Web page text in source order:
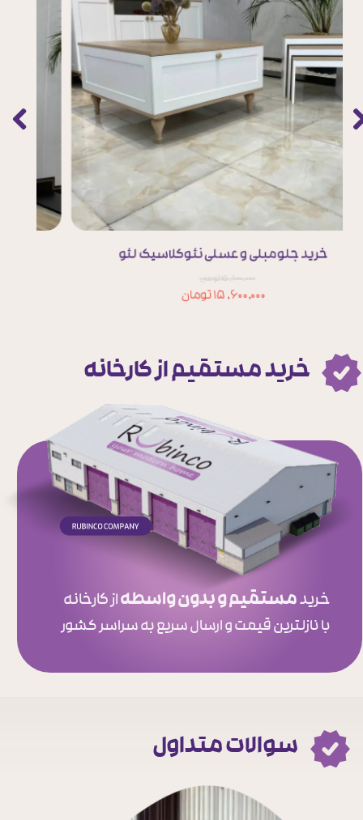
★
خرید جلومبلی و عسلی نئوکلاسیک لئو
۱۵,۶۰۰,۰۰۰ تومان
۱۵,۶۰۰,۰۰۰ تومان
خرید مستقیم از کارخانه
خریدمستقیم و بدون واسطهاز کارخانه
​​​​​​​با نازلترین قیمت و ارسال سریع به سراسر کشور
سوالات متداول